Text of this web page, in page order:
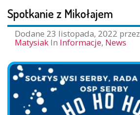
Spotkanie z Mikołajem
Dodane 23 listopada, 2022 przez
Matysiak In Informacje, News